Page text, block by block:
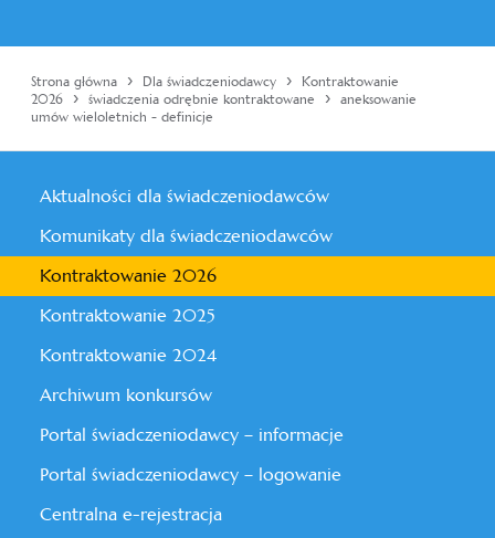
Strona główna › Dla świadczeniodawcy › Kontraktowanie
2026
› świadczenia odrębnie kontraktowane › aneksowanie
umów wieloletnich - definicje
Aktualności dla świadczeniodawców
Komunikaty dla świadczeniodawców
Kontraktowanie 2026
Kontraktowanie 2025
Kontraktowanie 2024
Archiwum konkursów
Portal świadczeniodawcy – informacje
Portal świadczeniodawcy – logowanie
Centralna e-rejestracja